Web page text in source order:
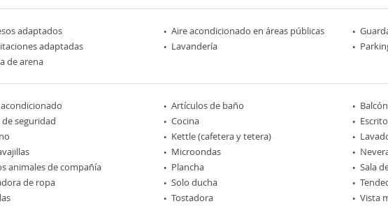
adaptados Aire acondicionado en áreas públicas
adaptadas
Lavandería
de arena
Artículos de baño
Balcón
de seguridad
Cocina
Kettle (cafetera y tetera)
Microondas
animales de compañía
Plancha
Sala
de ropa
Solo ducha
Tostadora Vista